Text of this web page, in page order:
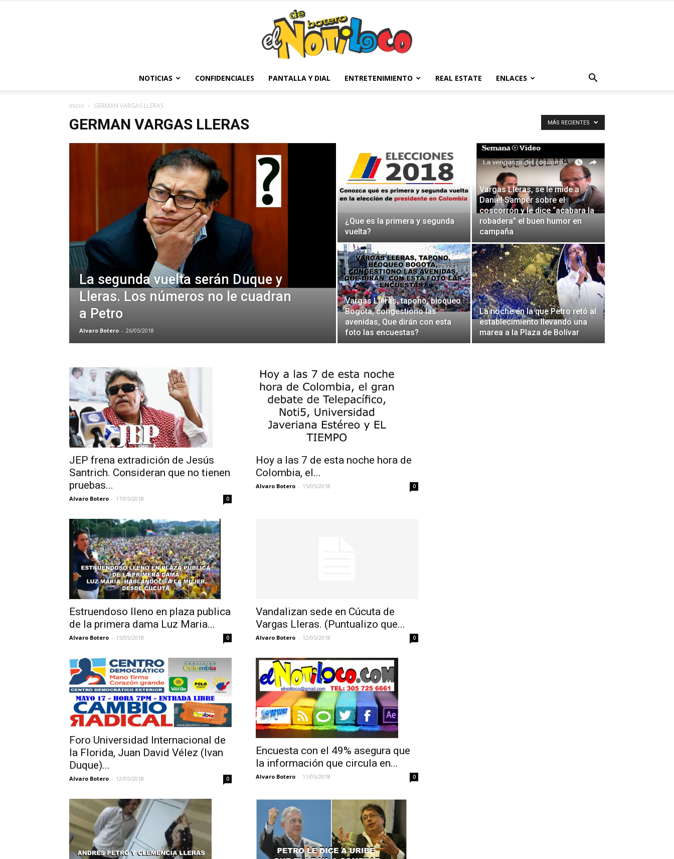
Notiloco
Botero
NOTICIAS CONFIDENCIALES PANTALLA Y DIAL ENTRETENIMIENTO REAL ESTATE ENLACES
Inicio GERMAN VARGAS LLERAS
GERMAN VARGAS LLERAS MÁS RECIENTES
La segunda vuelta serán Duque y
Lleras. Los números no le cuadran
a Petro
Alvaro Botero - 26/05/2018
¿Que es la primera y segunda
vuelta?
Vargas Lleras, se le mide a
Daniel Samper sobre el
coscorrón y le dice “acabara la
robadera” el buen humor en
campaña
Vargas Lleras, tapono, bloqueo
Bogota, congestiono las
avenidas, Que dirán con esta
foto las encuestas?
La noche en la que Petro retó al
establecimiento llevando una
marea a la Plaza de Bolívar
JEP frena extradición de Jesús
Santrich. Consideran que no tienen
pruebas...
Alvaro Botero - 17/05/2018 0
Hoy a las 7 de esta noche hora de
Colombia, el...
Alvaro Botero - 15/05/2018 0
Estruendoso lleno en plaza publica
de la primera dama Luz Maria...
Alvaro Botero - 15/05/2018 0
Vandalizan sede en Cúcuta de
Vargas Lleras. (Puntualizo que...
Alvaro Botero - 12/05/2018 0
Foro Universidad Internacional de
la Florida, Juan David Vélez (Ivan
Duque)...
Alvaro Botero - 12/05/2018 0
Encuesta con el 49% asegura que
la información que circula en...
Alvaro Botero - 11/05/2018 0